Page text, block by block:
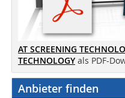
AT SCREENING
TECHNOLOGY als PDF-
Anbieter finden